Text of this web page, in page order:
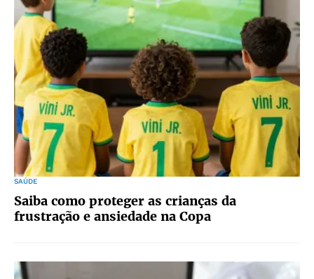
SAÚDE
Saiba como proteger as crianças da
frustração e ansiedade na Copa